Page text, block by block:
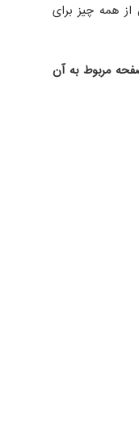
همه چیز برای
مربوط به آن